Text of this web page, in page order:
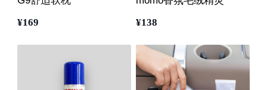
¥169
¥138